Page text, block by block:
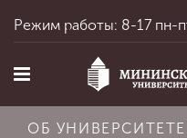
Режим работы: 8-17 пн-
ОБ УНИВЕРСИТЕТЕ